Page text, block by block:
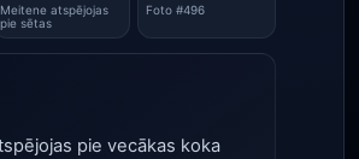
Meitene atspējojas
pie sētas
Foto #496
pie vecākas koka